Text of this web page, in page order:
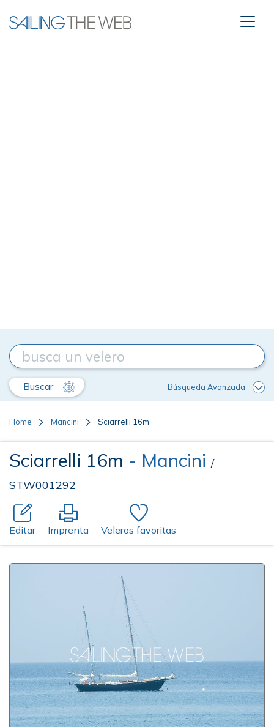
Buscar Búsqueda Avanzada
Home Mancini Sciarrelli 16m
Sciarrelli 16m - Mancini /
STW001292
Editar Imprenta Veleros favoritas